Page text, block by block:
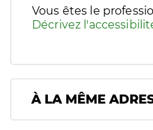
Vous êtes le
Décrivez
À LA MÊME